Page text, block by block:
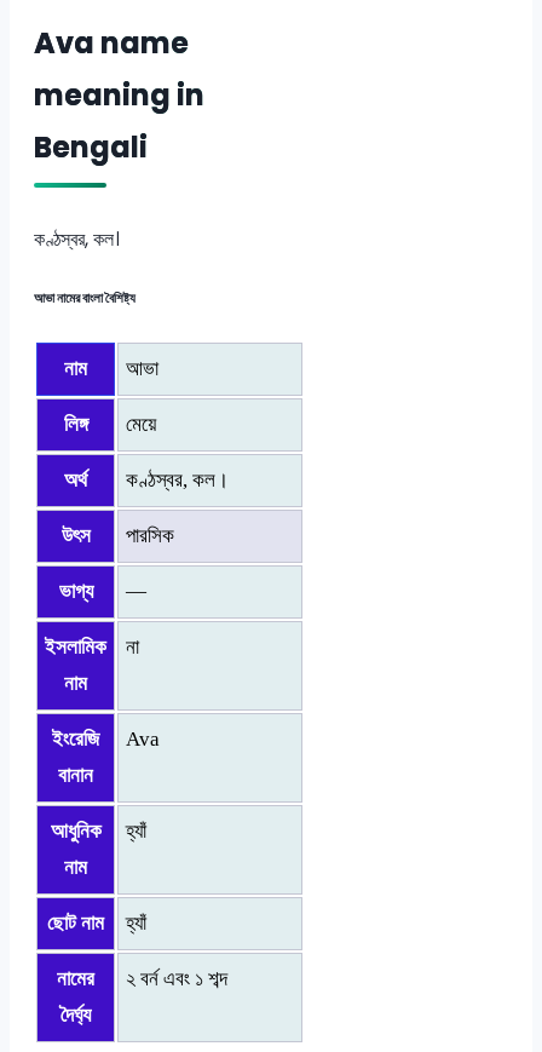
Ava name
meaning in
Bengali
কণ্ঠস্বর, কল।
আভা নামের বাংলা বৈশিষ্ট্য
নাম আভা
লিঙ্গ মেয়ে
অর্থ কণ্ঠস্বর, কল।
উৎস পারসিক
ভাগ্য —
ইসলামিক
নাম
না
ইংরেজি
বানান
Ava
আধুনিক
নাম
হ্যাঁ
ছোট নাম হ্যাঁ
নামের
দৈর্ঘ্য
২ বর্ন এবং ১ শব্দ